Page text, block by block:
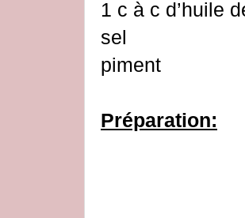
1 c à c d’huile
sel
piment
Préparation: